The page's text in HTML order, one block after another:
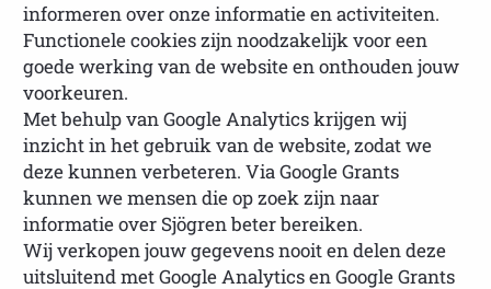
U bevindt zich hier: Homepage
Over
Sjögren
Behandeling en klachten
Behandeling
van Sjögren
informeren over onze informatie en activiteiten.
Functionele cookies zijn noodzakelijk voor een
goede werking van de website en onthouden jouw
voorkeuren.
Met behulp van Google Analytics krijgen wij
inzicht in het gebruik van de website, zodat we
deze kunnen verbeteren. Via Google Grants
kunnen we mensen die op zoek zijn naar
informatie over Sjögren beter bereiken.
Wij verkopen jouw gegevens nooit en delen deze
uitsluitend met Google Analytics en Google Grants